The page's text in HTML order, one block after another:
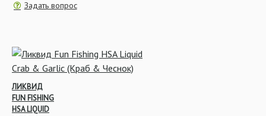
Задать вопрос
ЛИКВИД
FUN FISHING
HSA LIQUID